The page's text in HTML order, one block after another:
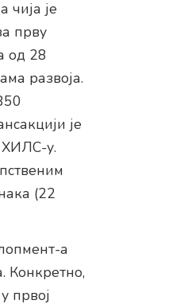
чија је
прву
од 28
развоја.
је
ХИЛС-у.
(22
а
Конкретно,
првој